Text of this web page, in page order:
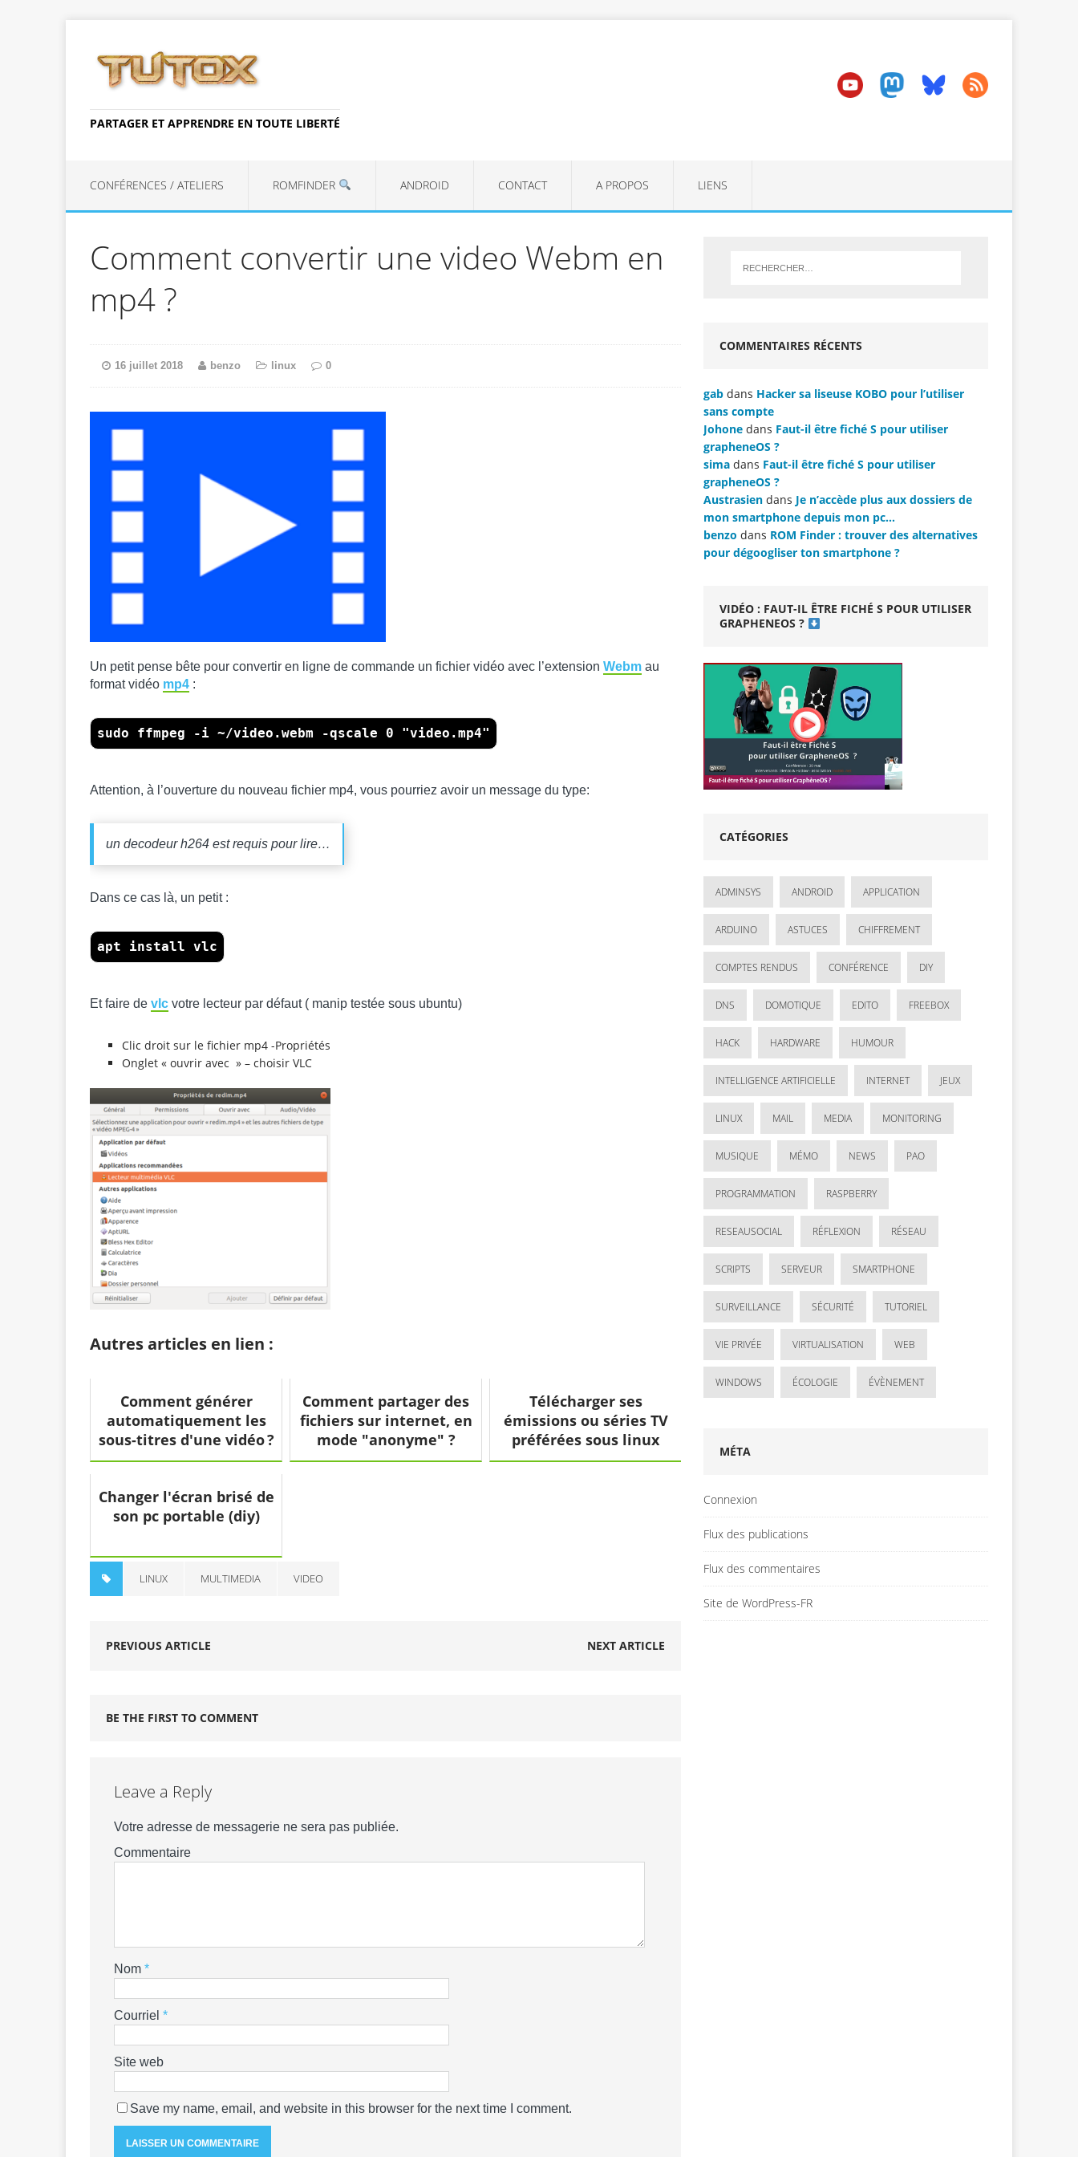
PARTAGER ET APPRENDRE EN TOUTE LIBERTÉ
CONFÉRENCES / ATELIERS ROMFINDER ANDROID CONTACT A PROPOS LIENS
Comment convertir une video Webm en
mp4 ?
16 juillet 2018 benzo linux 0
Un petit pense bête pour convertir en ligne de commande un fichier vidéo avec l’extension Webm au
format vidéo mp4 :
sudo ffmpeg -i ~/video.webm -qscale 0 "video.mp4"
Attention, à l’ouverture du nouveau fichier mp4, vous pourriez avoir un message du type:
un decodeur h264 est requis pour lire…
Dans ce cas là, un petit :
apt install vlc
Et faire de vlc votre lecteur par défaut ( manip testée sous ubuntu)
Clic droit sur le fichier mp4 -Propriétés
Onglet « ouvrir avec » – choisir VLC
Autres articles en lien :
Comment générer
automatiquement les
sous-titres d'une vidéo ?
Comment partager des
fichiers sur internet, en
mode "anonyme" ?
Télécharger ses
émissions ou séries TV
préférées sous linux
Changer l'écran brisé de
son pc portable (diy)
LINUX MULTIMEDIA VIDEO
PREVIOUS ARTICLE NEXT ARTICLE
BE THE FIRST TO COMMENT
Leave a Reply
Votre adresse de messagerie ne sera pas publiée.
Commentaire
Nom *
Courriel *
Site web
Save my name, email, and website in this browser for the next time I comment.
COMMENTAIRES RÉCENTS
gab dans Hacker sa liseuse KOBO pour l’utiliser
sans compte
Johone dans Faut-il être fiché S pour utiliser
grapheneOS ?
sima dans Faut-il être fiché S pour utiliser
grapheneOS ?
Austrasien dans Je n’accède plus aux dossiers de
mon smartphone depuis mon pc…
benzo dans ROM Finder : trouver des alternatives
pour dégoogliser ton smartphone ?
VIDÉO : FAUT-IL ÊTRE FICHÉ S POUR UTILISER
GRAPHENEOS ?
CATÉGORIES
ADMINSYS ANDROID APPLICATION
ARDUINO ASTUCES CHIFFREMENT
COMPTES RENDUS CONFÉRENCE DIY
DNS DOMOTIQUE EDITO FREEBOX
HACK HARDWARE HUMOUR
INTELLIGENCE ARTIFICIELLE INTERNET JEUX
LINUX MAIL MEDIA MONITORING
MUSIQUE MÉMO NEWS PAO
PROGRAMMATION RASPBERRY
RESEAUSOCIAL RÉFLEXION RÉSEAU
SCRIPTS SERVEUR SMARTPHONE
SURVEILLANCE SÉCURITÉ TUTORIEL
VIE PRIVÉE VIRTUALISATION WEB
WINDOWS ÉCOLOGIE ÉVÈNEMENT
MÉTA
Connexion
Flux des publications
Flux des commentaires
Site de WordPress-FR